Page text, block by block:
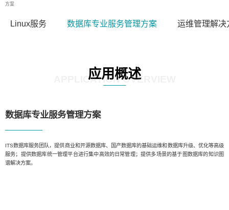
方案
Linux服务 数据库专业服务管理方案 运维管理解决
应用概述
APPLICATION OVERVIEW
数据库专业服务管理方案️
ITS数据库服务团队，提供商业和开源数据库、国产数据库的基础运维和数据库升级、优化等高级
服务；提供数据库统一管理平台进行集中高效的日常管理；提供多场景的基于图数据库的知识图
谱解决方案。